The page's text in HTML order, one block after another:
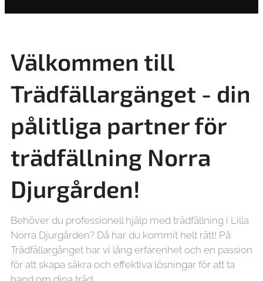
Välkommen till
Trädfällargänget - din
pålitliga partner för
trädfällning Norra
Djurgården!
Behöver du professionell hjälp med trädfällning i Lilla
Norra Djurgården? Då har du kommit helt rätt! På
Trädfällargänget har vi lång erfarenhet och en passion
för att skapa säkra och effektiva lösningar för att ta